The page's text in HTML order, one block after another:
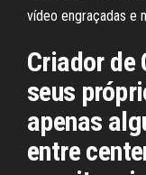
vídeo engraçadas e
Criador de
seus
apenas
entre